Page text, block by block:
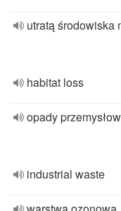
utratą środowiska
habitat loss
opady
industrial waste